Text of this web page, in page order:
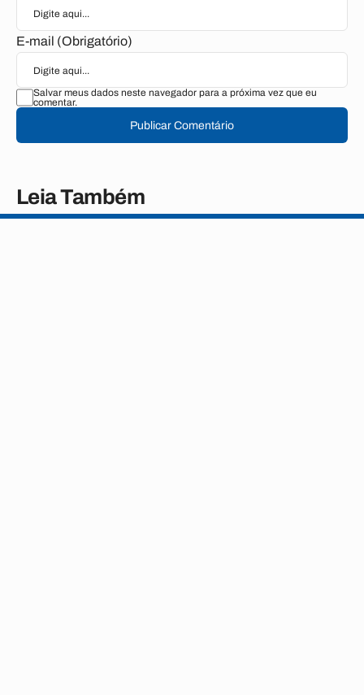
E-mail (Obrigatório)
Salvar meus dados neste navegador para a próxima vez que eu
comentar.
Publicar Comentário
Leia Também